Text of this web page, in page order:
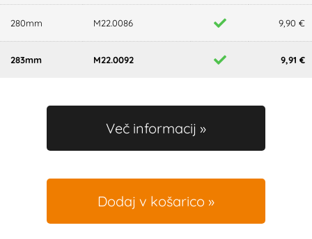
280mm M22.0086 9,90 €
283mm M22.0092 9,91 €
Več informacij
Dodaj v košarico